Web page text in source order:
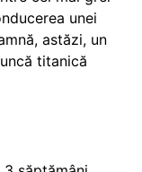
unei
astăzi, un
titanică